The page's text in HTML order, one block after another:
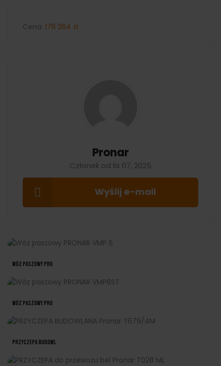
Cena: 176 264 zł
Pronar
Członek od lis 07, 2025
Wyślij e-mail
Wóz Paszowy PRO
Wóz Paszowy PRO
PRZYCZEPA BUDOWL